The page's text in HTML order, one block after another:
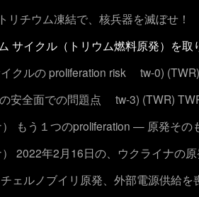
リチウム凍結で、核兵器を滅ぼせ！
サイクル（トリウム燃料原発）を取
クルの proliferation risk
tw-0)
安全面での問題点
tw-3) (TWR)
もう１つのproliferation — 原発その
2022年2月16日の、ウクライナの
ェルノブイリ原発、外部電源供給を